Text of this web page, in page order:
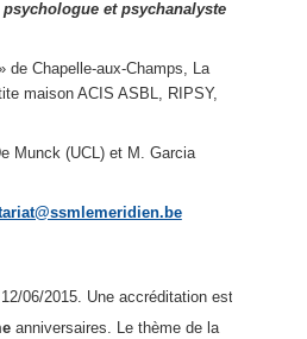
et psychanalyste
Chapelle-aux-Champs, La
maison ACIS ASBL, RIPSY,
Munck (UCL) et M. Garcia
06/2015. Une accréditation est demandée.
anniversaires. Le thème de la